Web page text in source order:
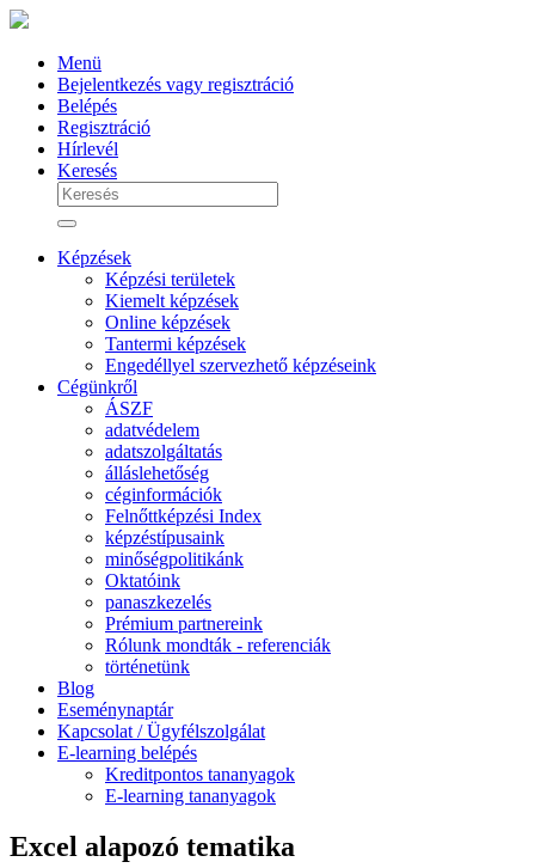
Menü
Bejelentkezés vagy regisztráció
Belépés
Regisztráció
Hírlevél
Keresés
Képzések
Képzési területek
Kiemelt képzések
Online képzések
Tantermi képzések
Engedéllyel szervezhető képzéseink
Cégünkről
ÁSZF
adatvédelem
adatszolgáltatás
álláslehetőség
céginformációk
Felnőttképzési Index
képzéstípusaink
minőségpolitikánk
Oktatóink
panaszkezelés
Prémium partnereink
Rólunk mondták - referenciák
történetünk
Blog
Eseménynaptár
Kapcsolat / Ügyfélszolgálat
E-learning belépés
Kreditpontos tananyagok
E-learning tananyagok
Excel alapozó tematika